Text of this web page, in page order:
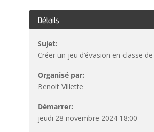
Détails
Sujet:
Créer un jeu d’évasion en classe
Organisé par:
Benoit Villette
Démarrer:
jeudi 28 novembre 2024 18:00